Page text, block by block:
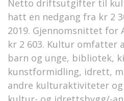
Netto driftsutgifter til
hatt en nedgang fra kr 2
2019. Gjennomsnittet for
kr 2 603. Kultur
barn og unge, bibliotek,
kunstformidling, idrett,
andre kulturaktiviteter